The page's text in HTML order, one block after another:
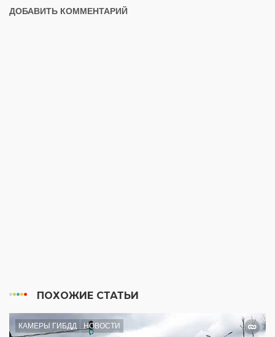
ДОБАВИТЬ КОММЕНТАРИЙ
ПОХОЖИЕ СТАТЬИ
КАМЕРЫ ГИБДД НОВОСТИ